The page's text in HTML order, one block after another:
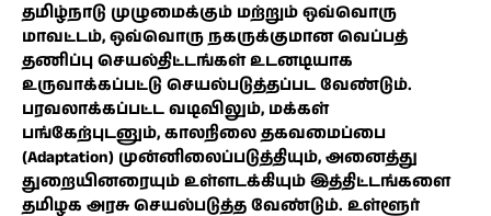
தமிழ்நாடு முழுமைக்கும் மற்றும் ஒவ்வொரு
மாவட்டம், ஒவ்வொரு நகருக்குமான வெப்பத்
தணிப்பு செயல்திட்டங்கள் உடனடியாக
உருவாக்கப்பட்டு செயல்படுத்தப்பட வேண்டும்.
பரவலாக்கப்பட்ட வடிவிலும், மக்கள்
பங்கேற்புடனும், காலநிலை தகவமைப்பை
(Adaptation) முன்னிலைப்படுத்தியும், அனைத்து
துறையினரையும் உள்ளடக்கியும் இத்திட்டங்களை
தமிழக அரசு செயல்படுத்த வேண்டும். உள்ளூர்